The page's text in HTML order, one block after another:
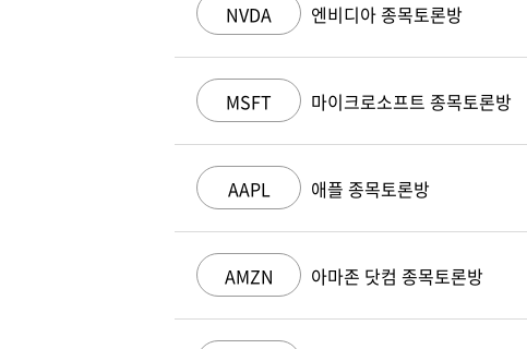
NVDA 엔비디아 종목토론방
MSFT 마이크로소프트 종목토론방
AAPL 애플 종목토론방
AMZN 아마존 닷컴 종목토론방